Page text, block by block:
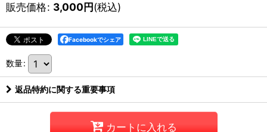
販売価格: 3,000円(税込)
Facebookでシェア
数量:
返品特約に関する重要事項
カートに入れる